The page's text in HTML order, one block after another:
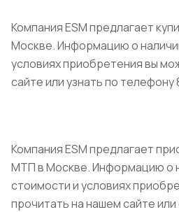
Компания ESM предлагает
Москве. Информацию о
условиях приобретения вы
сайте или узнать по
Компания ESM предлагает
МТП в Москве. Информацию о
стоимости и условиях
прочитать на нашем сайте